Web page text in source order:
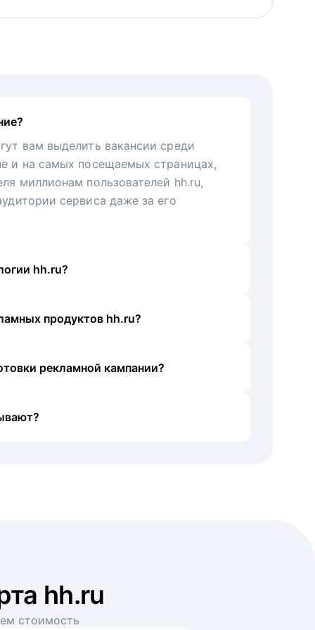
вам выделить вакансии среди
и на самых посещаемых страницах,
миллионам пользователей hh.ru,
сервиса даже за его
hh.ru?
продуктов hh.ru?
рекламной кампании?
hh.ru
стоимость